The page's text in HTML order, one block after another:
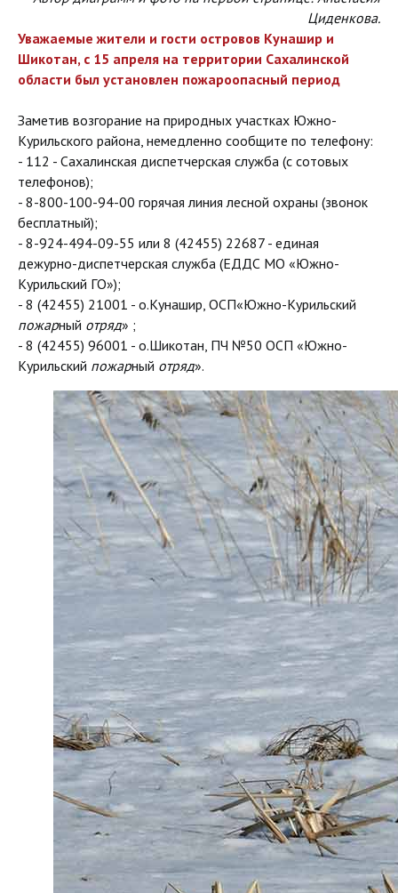
Циденкова.
Уважаемые жители и гости островов Кунашир и
Шикотан, с 15 апреля на территории Сахалинской
области был установлен пожароопасный период
Заметив возгорание на природных участках Южно-
Курильского района, немедленно сообщите по телефону:
- 112 - Сахалинская диспетчерская служба (с сотовых
телефонов);
- 8-800-100-94-00 горячая линия лесной охраны (звонок
бесплатный);
- 8-924-494-09-55 или 8 (42455) 22687 - единая
дежурно-диспетчерская служба (ЕДДС МО «Южно-
Курильский ГО»);
- 8 (42455) 21001 - о.Кунашир, ОСП«Южно-Курильский
пожарный отряд» ;
- 8 (42455) 96001 - о.Шикотан, ПЧ №50 ОСП «Южно-
Курильский пожарный отряд».